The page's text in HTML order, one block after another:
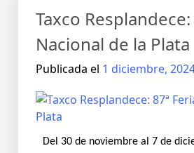
Taxco Resplandece:
Nacional de la Plata
Publicada el 1 diciembre,
Del 30 de noviembre al 7 de